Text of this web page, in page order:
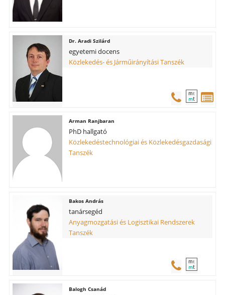
Aradi Szilárd
egyetemi docens
Közlekedés- és Járműirányítási Tanszék
mt
mt
Arman Ranjbaran
PhD hallgató
Közlekedéstechnológiai és Közlekedésgazdasági
Tanszék
Bakos András
tanársegéd
Anyagmozgatási és Logisztikai Rendszerek
Tanszék
mt
mt
Balogh Csanád